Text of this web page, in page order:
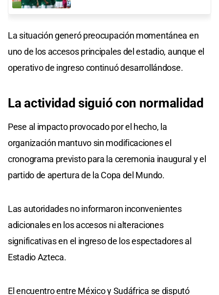
La situación generó preocupación momentánea en
uno de los accesos principales del estadio, aunque el
operativo de ingreso continuó desarrollándose.
La actividad siguió con normalidad
Pese al impacto provocado por el hecho, la
organización mantuvo sin modificaciones el
cronograma previsto para la ceremonia inaugural y el
partido de apertura de la Copa del Mundo.
Las autoridades no informaron inconvenientes
adicionales en los accesos ni alteraciones
significativas en el ingreso de los espectadores al
Estadio Azteca.
El encuentro entre México y Sudáfrica se disputó